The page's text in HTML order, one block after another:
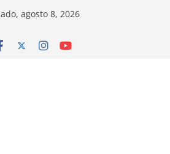
agosto 8, 2026